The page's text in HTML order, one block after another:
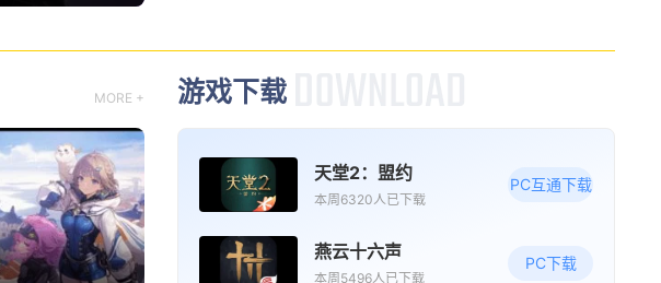
MORE + 游戏下载
天堂2：盟约
本周6320人已下载
PC互通下载
燕云十六声
本周5496人已下载
PC下载